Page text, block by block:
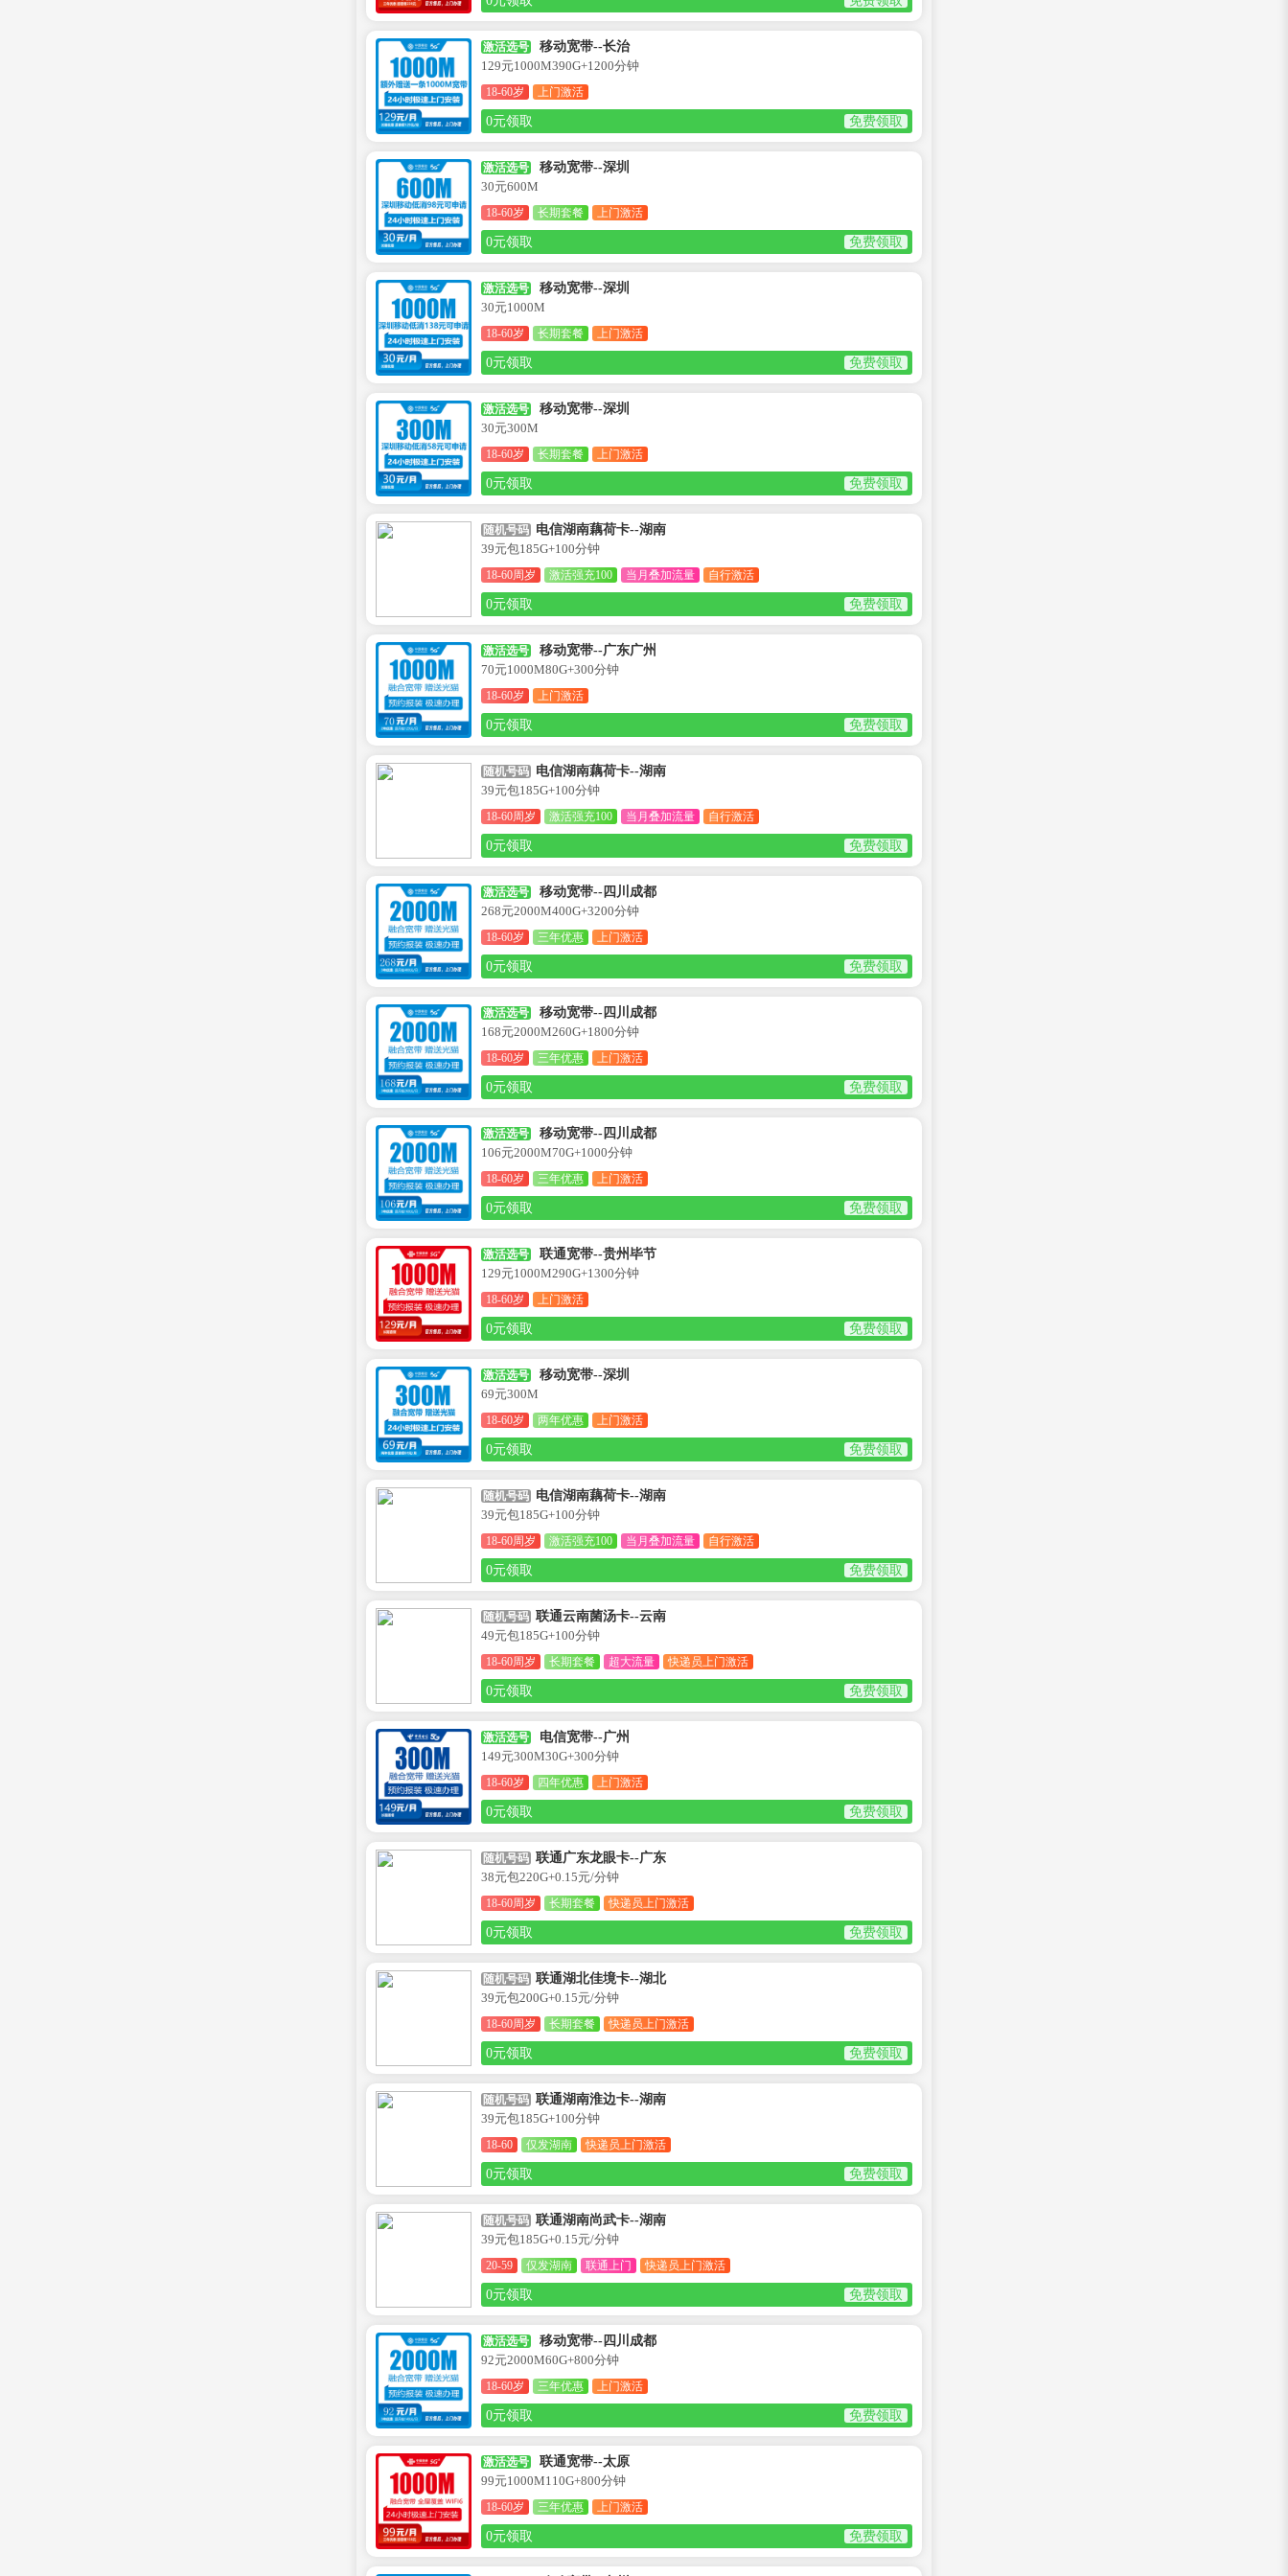
激活选号
移动宽带--长治
129元1000M390G+1200分钟
18-60岁 上门激活
0元领取 免费领取
激活选号
移动宽带--深圳
30元600M
18-60岁 长期套餐 上门激活
0元领取 免费领取
激活选号
移动宽带--深圳
30元1000M
18-60岁 长期套餐 上门激活
0元领取 免费领取
激活选号
移动宽带--深圳
30元300M
18-60岁 长期套餐 上门激活
0元领取 免费领取
随机号码 电信湖南藕荷卡--湖南
39元包185G+100分钟
18-60周岁 激活强充100 当月叠加流量 自行激活
0元领取 免费领取
激活选号
移动宽带--广东广州
70元1000M80G+300分钟
18-60岁 上门激活
0元领取 免费领取
随机号码 电信湖南藕荷卡--湖南
39元包185G+100分钟
18-60周岁 激活强充100 当月叠加流量 自行激活
0元领取 免费领取
激活选号
移动宽带--四川成都
268元2000M400G+3200分钟
18-60岁 三年优惠 上门激活
0元领取 免费领取
激活选号
移动宽带--四川成都
168元2000M260G+1800分钟
18-60岁 三年优惠 上门激活
0元领取 免费领取
激活选号
移动宽带--四川成都
106元2000M70G+1000分钟
18-60岁 三年优惠 上门激活
0元领取 免费领取
激活选号
联通宽带--贵州毕节
129元1000M290G+1300分钟
18-60岁 上门激活
0元领取 免费领取
激活选号
移动宽带--深圳
69元300M
18-60岁 两年优惠 上门激活
0元领取 免费领取
随机号码 电信湖南藕荷卡--湖南
39元包185G+100分钟
18-60周岁 激活强充100 当月叠加流量 自行激活
0元领取 免费领取
随机号码 联通云南菌汤卡--云南
49元包185G+100分钟
18-60周岁 长期套餐 超大流量 快递员上门激活
0元领取 免费领取
激活选号
电信宽带--广州
149元300M30G+300分钟
18-60岁 四年优惠 上门激活
0元领取 免费领取
随机号码 联通广东龙眼卡--广东
38元包220G+0.15元/分钟
18-60周岁 长期套餐 快递员上门激活
0元领取 免费领取
随机号码 联通湖北佳境卡--湖北
39元包200G+0.15元/分钟
18-60周岁 长期套餐 快递员上门激活
0元领取 免费领取
随机号码 联通湖南淮边卡--湖南
39元包185G+100分钟
18-60 仅发湖南 快递员上门激活
0元领取 免费领取
随机号码 联通湖南尚武卡--湖南
39元包185G+0.15元/分钟
20-59 仅发湖南 联通上门 快递员上门激活
0元领取 免费领取
激活选号
移动宽带--四川成都
92元2000M60G+800分钟
18-60岁 三年优惠 上门激活
0元领取 免费领取
激活选号
联通宽带--太原
99元1000M110G+800分钟
18-60岁 三年优惠 上门激活
0元领取 免费领取